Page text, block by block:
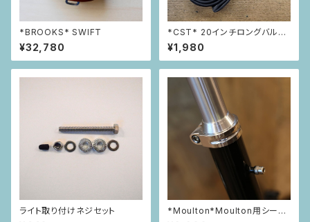
*BROOKS* SWIFT
¥32,780
*CST* 20インチロングバルブ
チューブ
¥1,980
ライト取り付けネジセット
*Moulton*Moulton用シート